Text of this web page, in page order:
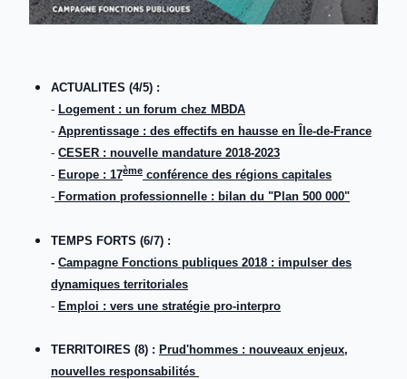
ACTUALITES (4/5) :
- Logement : un forum chez MBDA
- Apprentissage : des effectifs en hausse en Île-de-France
- CESER : nouvelle mandature 2018-2023
- Europe : 17ème conférence des régions capitales
- Formation professionnelle : bilan du "Plan 500 000"
TEMPS FORTS (6/7) :
- Campagne Fonctions publiques 2018 : impulser des
dynamiques territoriales
- Emploi : vers une stratégie pro-interpro
TERRITOIRES (8) : Prud'hommes : nouveaux enjeux,
nouvelles responsabilités